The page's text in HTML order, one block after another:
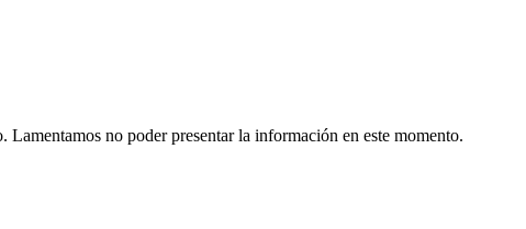
no poder presentar la información en este momento.